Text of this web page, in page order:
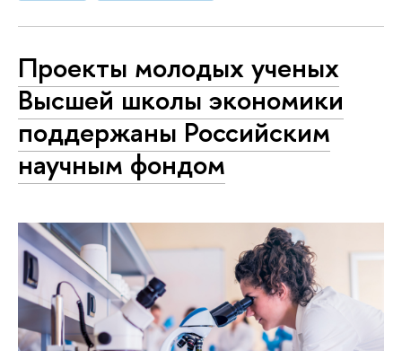
Проекты молодых ученых
Высшей школы экономики
поддержаны Российским
научным фондом